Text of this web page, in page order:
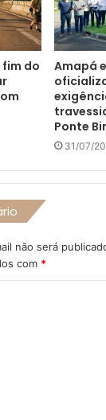
fim do
Amapá
Ponte
31/07/
não será
com *